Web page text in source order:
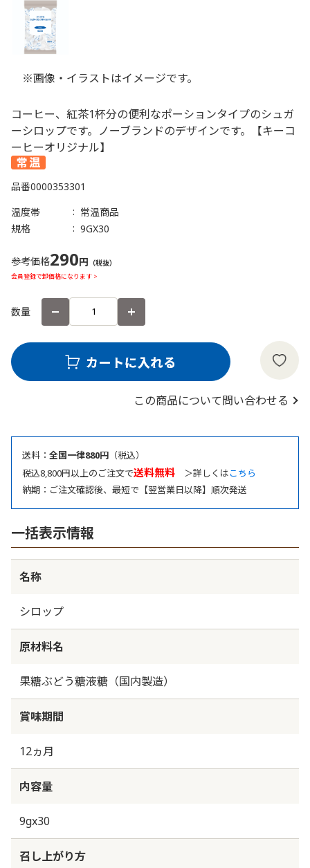
※画像・イラストはイメージです。
コーヒー、紅茶1杯分の便利なポーションタイプのシュガ
ーシロップです。ノーブランドのデザインです。【キーコ
ーヒーオリジナル】
品番0000353301
温度帯
常温商品
規格
9GX30
参考価格290円 （税抜）
会員登録で卸価格になります >
数量
この商品について問い合わせる
送料： 全国一律880円 （税込）
税込8,800円以上のご注文で送料無料 ＞詳しくはこちら
納期：ご注文確認後、最短で【翌営業日以降】順次発送
一括表示情報
名称
シロップ
原材料名
果糖ぶどう糖液糖（国内製造）
賞味期間
12ヵ月
内容量
9gx30
召し上がり方